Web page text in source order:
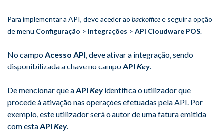
Para implementar a API, deve aceder ao backofficee seguir a opção
de menu Configuração > Integrações > API Cloudware POS.
No campoAcesso API, deve ativar a integração, sendo
disponibilizada a chave no campoAPI Key.
De mencionar que aAPI Keyidentifica o utilizador que
procede à ativação nas operações efetuadas pela API. Por
exemplo, este utilizador será o autor de uma fatura emitida
com estaAPI Key.